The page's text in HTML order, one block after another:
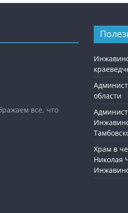
все, что
области
Храм в
Николая